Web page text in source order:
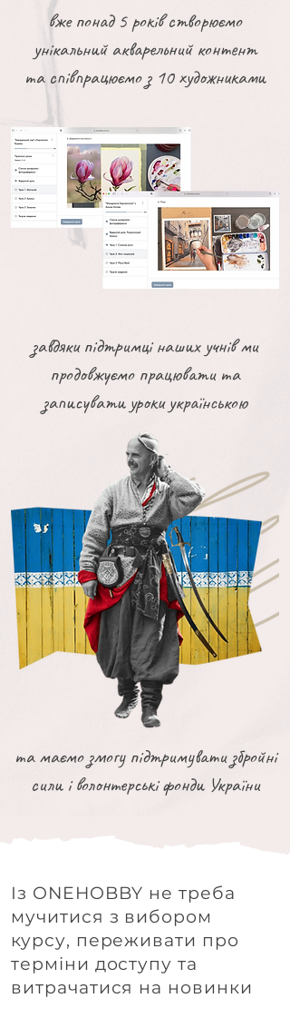
вже понад 5 років створюємо
унікальний акварельний контент
та співпрацюємо з 10 художниками
завдяки підтримці наших учнів ми
продовжуємо працювати та
записувати уроки українською
та маємо змогу підтримувати збройні
сили і волонтерські фонди України
Із ONEHOBBY не треба
мучитися з вибором
курсу, переживати про
терміни доступу та
витрачатися на новинки